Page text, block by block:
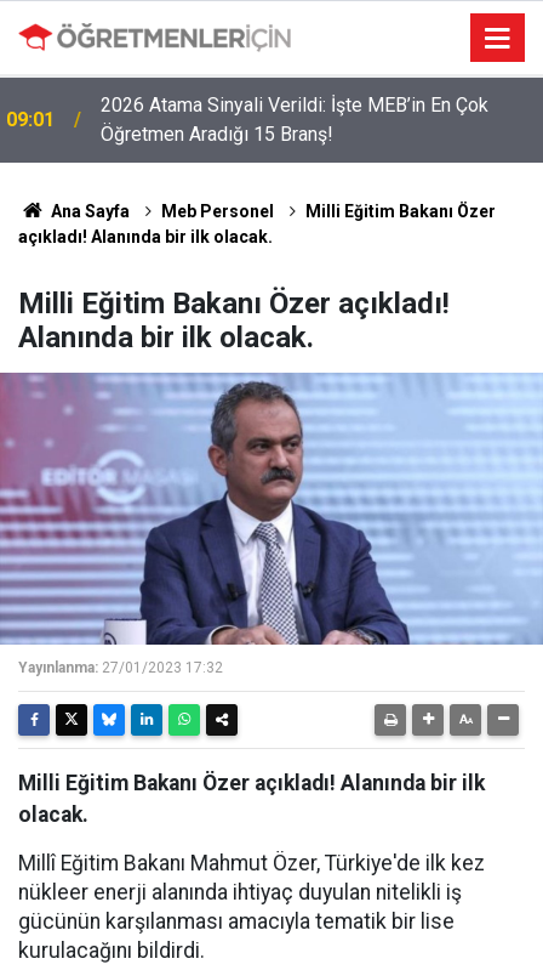
09:01
2026 Atama Sinyali Verildi: İşte MEB’in En Çok
Öğretmen Aradığı 15 Branş!
19:00
LGS Nakillerinde Büyük Risk: Gözde Liselerde
Ana Sayfa Meb Personel
Milli Eğitim Bakanı Özer
açıkladı! Alanında bir ilk olacak.
Milli Eğitim Bakanı Özer açıkladı!
Alanında bir ilk olacak.
Yayınlanma: 27/01/2023 17:32
Milli Eğitim Bakanı Özer açıkladı! Alanında bir ilk
olacak.
Millî Eğitim Bakanı Mahmut Özer, Türkiye'de ilk kez
nükleer enerji alanında ihtiyaç duyulan nitelikli iş
gücünün karşılanması amacıyla tematik bir lise
kurulacağını bildirdi.